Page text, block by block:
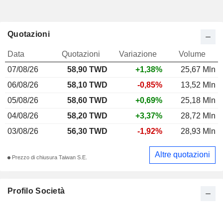
Profilo Società
Quotazioni
Data Quotazioni Variazione
Volume
07/08/26
58,90 TWD +1,38%
25,67 Mln
06/08/26
58,10 TWD -0,85%
13,52 Mln
05/08/26
58,60 TWD +0,69%
25,18 Mln
04/08/26
58,20 TWD +3,37%
28,72 Mln
03/08/26
56,30 TWD -1,92% 28,93 Mln
Prezzo di chiusura Taiwan S.E. Altre quotazioni